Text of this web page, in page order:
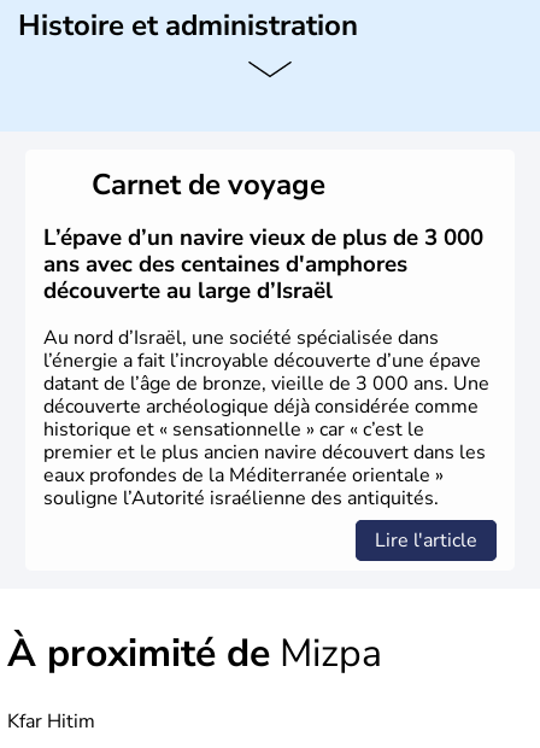
Histoire et administration
L'Israël est un état de la partie est de la Méditerranée,
vrai essor économique dans le domaine des nouvelles
Carnet de voyage
L’épave d’un navire vieux de plus de 3 000
ans avec des centaines d'amphores
découverte au large d’Israël
Au nord d’Israël, une société spécialisée dans
l’énergie a fait l’incroyable découverte d’une épave
datant de l’âge de bronze, vieille de 3 000 ans. Une
découverte archéologique déjà considérée comme
historique et « sensationnelle » car « c’est le
premier et le plus ancien navire découvert dans les
eaux profondes de la Méditerranée orientale »
souligne l’Autorité israélienne des antiquités.
Lire l'article
À proximité de Mizpa
Kfar Hitim